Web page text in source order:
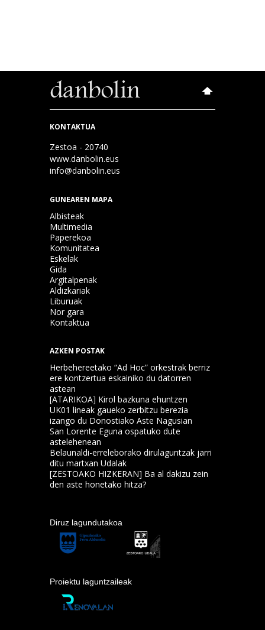
KONTAKTUA
Zestoa - 20740
www.danbolin.eus
info@danbolin.eus
GUNEAREN MAPA
Albisteak
Multimedia
Paperekoa
Komunitatea
Eskelak
Gida
Argitalpenak
Aldizkariak
Liburuak
Nor gara
Kontaktua
AZKEN POSTAK
Herbehereetako “Ad Hoc” orkestrak berriz
ere kontzertua eskainiko du datorren
astean
[ATARIKOA] Kirol bazkuna ehuntzen
UK01 lineak gaueko zerbitzu berezia
izango du Donostiako Aste Nagusian
San Lorente Eguna ospatuko dute
astelehenean
Belaunaldi-erreleborako dirulaguntzak jarri
ditu martxan Udalak
[ZESTOAKO HIZKERAN] Ba al dakizu zein
den aste honetako hitza?
Diruz lagundutakoa
Proiektu laguntzaileak